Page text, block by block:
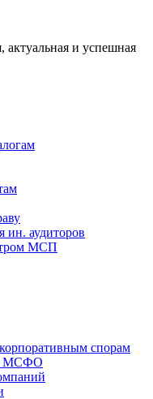
и успешная
ин. аудиторов
МСП
спорам
МСФО